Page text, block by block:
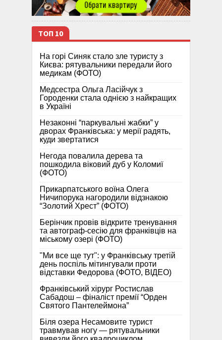
ТОП 10
На горі Синяк стало зле туристу з
Києва: рятувальники передали його
медикам (ФОТО)
Медсестра Ольга Ласійчук з
Городенки стала однією з найкращих
в Україні
Незаконні “паркувальні жабки” у
дворах Франківська: у мерії радять,
куди звертатися
Негода повалила дерева та
пошкодила віковий дуб у Коломиї
(ФОТО)
Прикарпатського воїна Олега
Ничипорука нагородили відзнакою
“Золотий Хрест” (ФОТО)
Берінчик провів відкрите тренування
та автограф-сесію для франківців на
міському озері (ФОТО)
"Ми все ще тут": у Франківську третій
день поспіль мітингували проти
відставки Федорова (ФОТО, ВІДЕО)
Франківський хірург Ростислав
Сабадош – фіналіст премії “Орден
Святого Пантелеймона”
Біля озера Несамовите турист
травмував ногу — рятувальники